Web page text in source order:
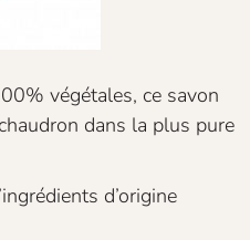
végétales, ce savon
dans la plus pure
d’origine